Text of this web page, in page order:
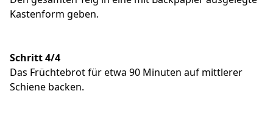
Kastenform geben.
Schritt 4/4
Das Früchtebrot für etwa 90 Minuten auf mittlerer
Schiene backen.